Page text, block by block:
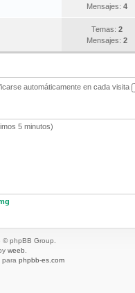
Mensajes: 4
Temas: 2
Mensajes: 2
automáticamente en cada visita
5 minutos)
phpBB Group.
weeb
para phpbb-es.com